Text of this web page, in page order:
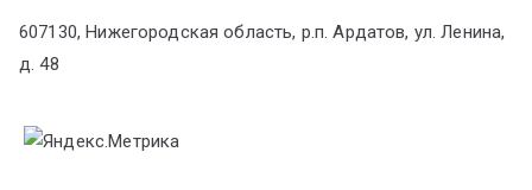
607130, Нижегородская область, р.п. Ардатов, ул. Ленина,
д. 48